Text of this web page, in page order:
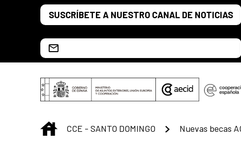
Saltar al contenido principal
SUSCRÍBETE A NUESTRO CANAL DE NOTICIAS
INICIO
CCE - SANTO DOMINGO